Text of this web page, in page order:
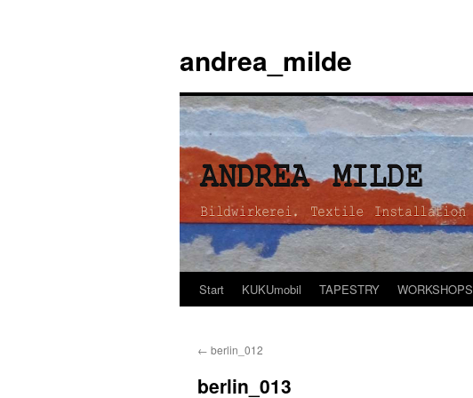
andrea_milde
Zum
springen
Start KUKUmobil TAPESTRY WORKSHOPS
← berlin_012
berlin_013